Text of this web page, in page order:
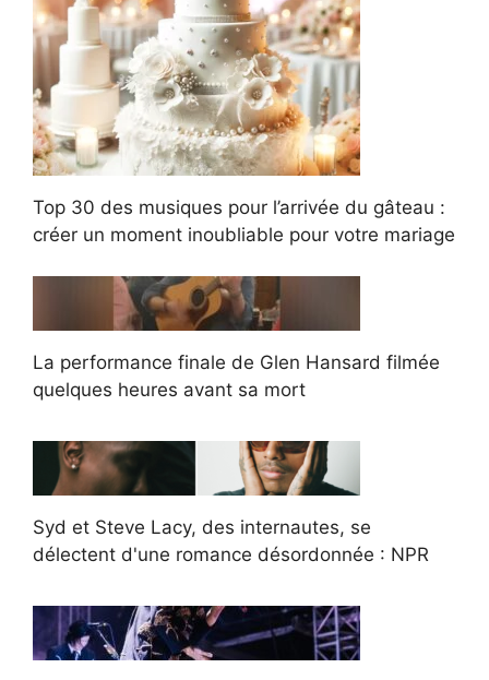
Top 30 des musiques pour l’arrivée du gâteau :
créer un moment inoubliable pour votre mariage
La performance finale de Glen Hansard filmée
quelques heures avant sa mort
Syd et Steve Lacy, des internautes, se
délectent d'une romance désordonnée : NPR